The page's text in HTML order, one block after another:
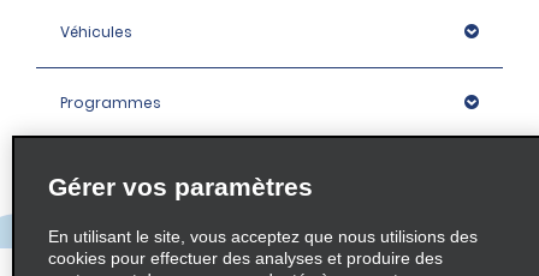
Véhicules
Programmes
Entreprise
Agences
Gérer vos paramètres
En utilisant le site, vous acceptez que nous utilisions des
cookies pour effectuer des analyses et produire des